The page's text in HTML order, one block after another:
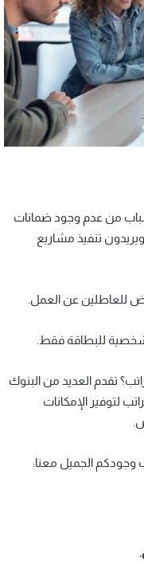
من عدم وجود ضمانات
تنفيذ مشاريع
للعاطلين عن العمل.
للبطاقة فقط.
تقدم العديد من البنوك
لتوفير الإمكانات
وجودكم الجميل معنا:
.